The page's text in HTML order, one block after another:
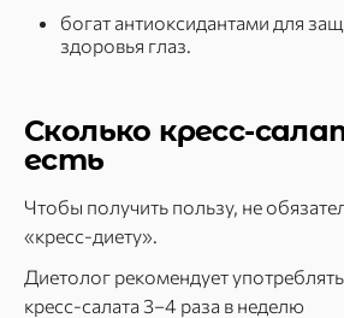
богат антиоксидантами для
здоровья глаз.
Сколько кресс-
есть
Чтобы получить пользу, не
«кресс-диету».
Диетолог рекомендует
кресс-салата 3–4 раза в неделю